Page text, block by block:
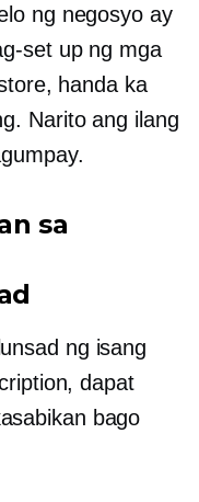
ng negosyo ay
set up ng mga
handa ka
Narito ang ilang
sa
ng isang
dapat
bago